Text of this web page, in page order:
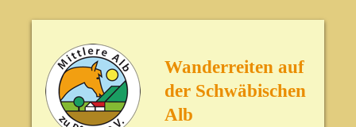
Wanderreiten auf
der Schwäbischen
Alb